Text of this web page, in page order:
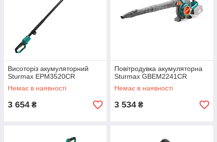
Висоторіз акумуляторний
Sturmax EPM3520CR
Немає в наявності
3 654 ₴
Повітродувка акумуляторна
Sturmax GBEM2241CR
Немає в наявності
3 534 ₴